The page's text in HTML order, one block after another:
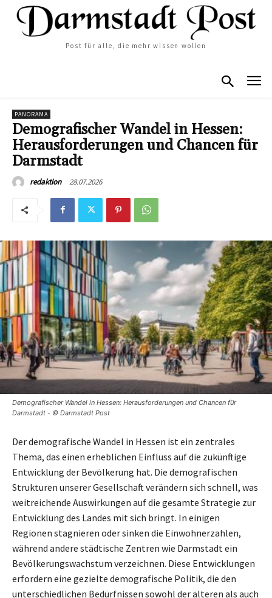
Post für alle, die mehr wissen wollen
PANORAMA
Demografischer Wandel in Hessen:
Herausforderungen und Chancen für
Darmstadt
redaktion 28.07.2026
Demografischer Wandel in Hessen: Herausforderungen und Chancen für
Darmstadt - © Darmstadt Post
Der demografische Wandel in Hessen ist ein zentrales
Thema, das einen erheblichen Einfluss auf die zukünftige
Entwicklung der Bevölkerung hat. Die demografischen
Strukturen unserer Gesellschaft verändern sich schnell, was
weitreichende Auswirkungen auf die gesamte Strategie zur
Entwicklung des Landes mit sich bringt. In einigen
Regionen stagnieren oder sinken die Einwohnerzahlen,
während andere städtische Zentren wie Darmstadt ein
Bevölkerungswachstum verzeichnen. Diese Entwicklungen
erfordern eine gezielte demografische Politik, die den
unterschiedlichen Bedürfnissen sowohl der älteren als auch